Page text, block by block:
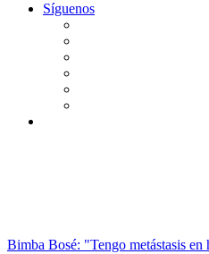
Síguenos
Bimba Bosé: "Tengo metástasis en